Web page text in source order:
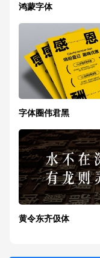
鸿蒙字体
字体圈伟君黑
黄令东齐伋体